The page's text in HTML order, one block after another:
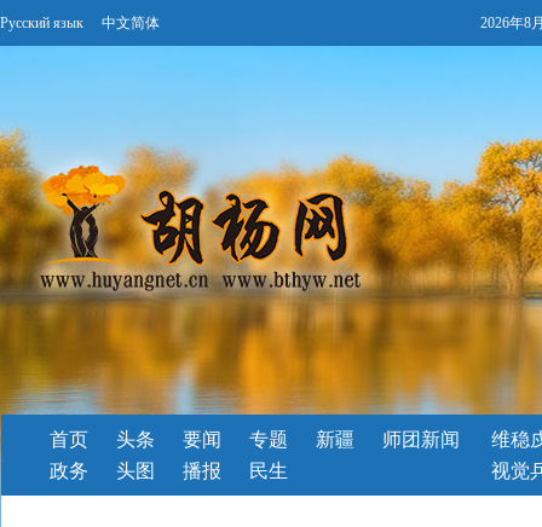
Русский язык 中文简体 2026年8
首页 头条
要闻
政务
头图 播报
专题 新疆
师团新闻
民生
维稳
视觉